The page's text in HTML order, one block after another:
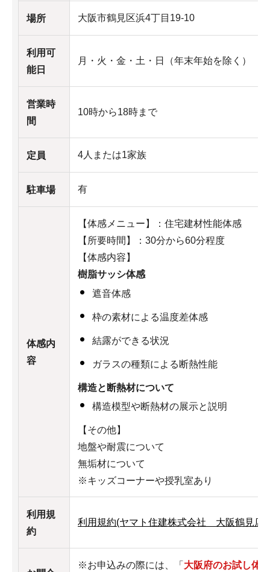
場所 大阪市鶴見区浜4丁目19-10
利用可
能日
月・火・金・土・日（年末年始を除く）
営業時
間
10時から18時まで
定員 4人または1家族
駐車場 有
体感内
容
【体感メニュー】：住宅建材性能体感
【所要時間】：30分から60分程度
【体感内容】
樹脂サッシ体感
遮音体感
枠の素材による温度差体感
結露ができる状況
ガラスの種類による断熱性能
構造と断熱材について
構造模型や断熱材の展示と説明
【その他】
地盤や耐震について
無垢材について
※キッズコーナーや授乳室あり
利用規
約
利用規約(ヤマト住建株式会社 大阪鶴見店)
※お申込みの際には、「 大阪府のお試し体